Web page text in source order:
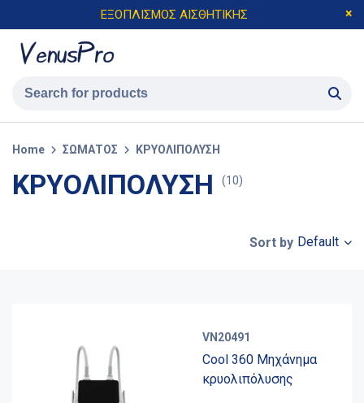
ΕΞΟΠΛΙΣΜΟΣ ΑΙΣΘΗΤΙΚΗΣ
Home ΣΩΜΑΤΟΣ ΚΡΥΟΛΙΠΟΛΥΣΗ
ΚΡΥΟΛΙΠΟΛΥΣΗ (10)
Sort by Default
VN20491
Cool 360 Μηχάνημα
κρυολιπόλυσης